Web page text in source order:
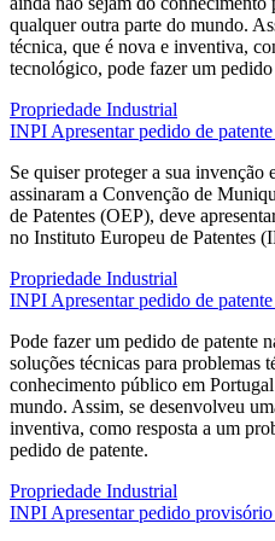
qualquer outra parte do mundo.
técnica, que é nova e inventiva,
tecnológico, pode fazer um
Propriedade Industrial
INPI Apresentar pedido de
Se quiser proteger a sua invenção
assinaram a Convenção de
de Patentes (OEP), deve
no Instituto Europeu de Patentes
Propriedade Industrial
INPI Apresentar pedido de
Pode fazer um pedido de patente
soluções técnicas para problemas
conhecimento público em
mundo. Assim, se desenvolveu
inventiva, como resposta a um
pedido de patente.
Propriedade Industrial
INPI Apresentar pedido provisório